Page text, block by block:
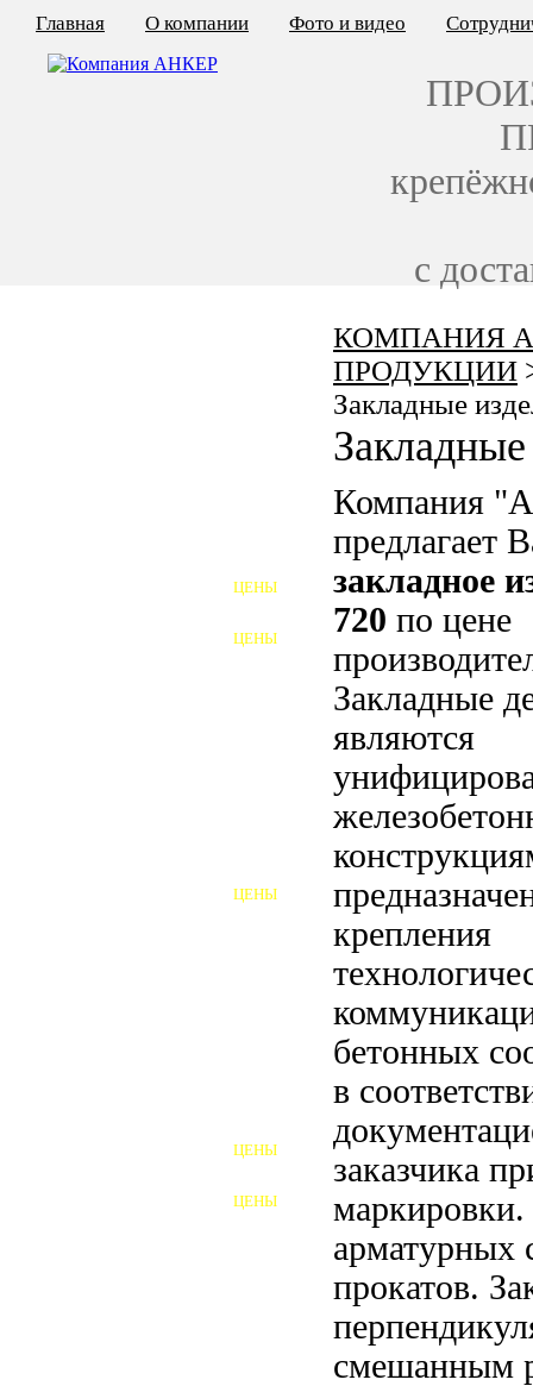
КОМПАНИЯ
ПРОДУКЦИИ
Закладные
Компания
предлагает
закладное
720 по цене
Закладные
являются
крепления
бетонных
в
заказчика
маркировки.
арматурных
прокатов.
смешанным
ЦЕНЫ
ЦЕНЫ
ШАЙБЫ ФУНДАМЕНТНЫЕ
ЦЕНЫ
ЦЕНЫ
ЦЕНЫ
Главная О компании Фото и видео
с